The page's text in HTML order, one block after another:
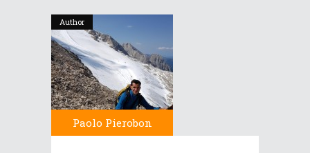
Author
Paolo Pierobon